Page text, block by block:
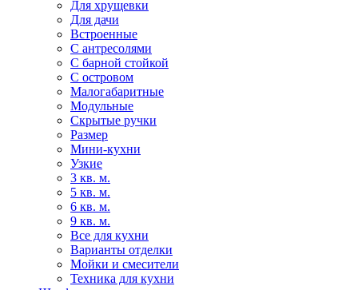
Для хрущевки
Для дачи
Встроенные
С антресолями
С барной стойкой
С островом
Малогабаритные
Модульные
Скрытые ручки
Размер
Мини-кухни
Узкие
3 кв. м.
5 кв. м.
6 кв. м.
9 кв. м.
Все для кухни
Варианты отделки
Мойки и смесители
Техника для кухни